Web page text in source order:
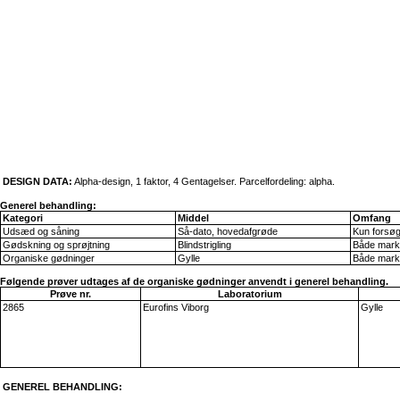
DESIGN DATA: Alpha-design, 1 faktor, 4 Gentagelser. Parcelfordeling: alpha.
Generel behandling:
Kategori
Middel
Omfang
Udsæd og såning
Så-dato, hovedafgrøde
Kun forsøg
Gødskning og sprøjtning
Blindstrigling
Både
Organiske gødninger
Gylle Både
Følgende prøver udtages af de organiske gødninger anvendt i generel behandling.
Prøve nr.
Laboratorium
2865
Eurofins Viborg Gylle
GENEREL BEHANDLING: